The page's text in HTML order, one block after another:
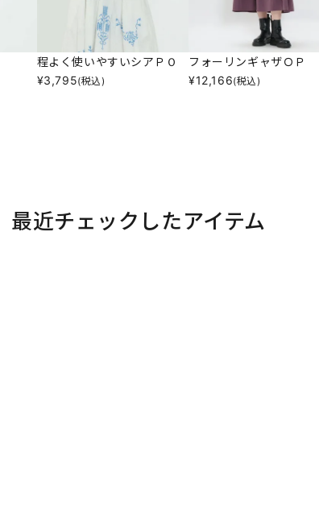
程よく使いやすいシアＰＯ
¥3,795(税込)
フォーリンギャザＯＰ
¥12,166(税込)
最近チェックしたアイテム